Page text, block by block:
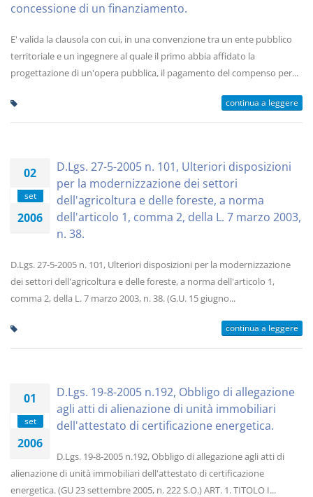
concessione di un finanziamento.
E' valida la clausola con cui, in una convenzione tra un ente pubblico
territoriale e un ingegnere al quale il primo abbia affidato la
progettazione di un'opera pubblica, il pagamento del compenso per...
continua a leggere
02
set
2006
D.Lgs. 27-5-2005 n. 101, Ulteriori disposizioni
per la modernizzazione dei settori
dell'agricoltura e delle foreste, a norma
dell'articolo 1, comma 2, della L. 7 marzo 2003,
n. 38.
D.Lgs. 27-5-2005 n. 101, Ulteriori disposizioni per la modernizzazione
dei settori dell'agricoltura e delle foreste, a norma dell'articolo 1,
comma 2, della L. 7 marzo 2003, n. 38. (G.U. 15 giugno...
continua a leggere
01
set
2006
D.Lgs. 19-8-2005 n.192, Obbligo di allegazione
agli atti di alienazione di unità immobiliari
dell'attestato di certificazione energetica.
D.Lgs. 19-8-2005 n.192, Obbligo di allegazione agli atti di
alienazione di unità immobiliari dell'attestato di certificazione
energetica. (GU 23 settembre 2005, n. 222 S.O.) ART. 1. TITOLO I...